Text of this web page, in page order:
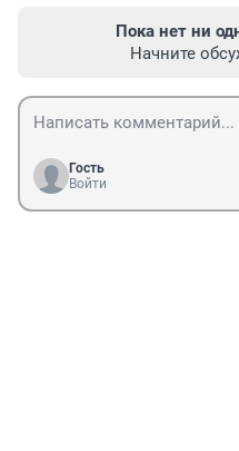
Пока нет ни
Начните
Гость
Войти